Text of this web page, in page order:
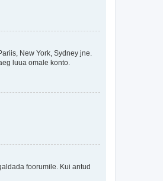
New York, Sydney jne.
luua omale konto.
foorumile. Kui antud